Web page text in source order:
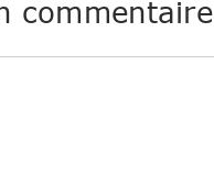
commentaire